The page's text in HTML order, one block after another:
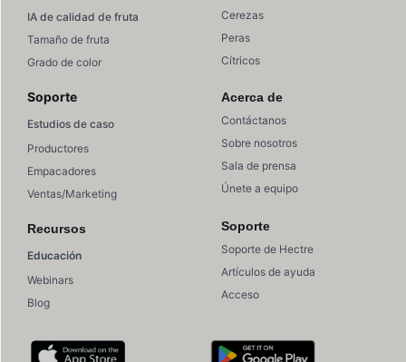
IA de calidad de fruta
Tamaño de fruta
Grado de color
Cerezas
Peras
Cítricos
Soporte
Estudios de caso
Productores
Empacadores
Ventas/Marketing
Recursos
Educación
Webinars
Blog
Acerca de
Contáctanos
Sobre nosotros
Sala de prensa
Únete a equipo
Soporte
Soporte de Hectre
Artículos de ayuda
Acceso